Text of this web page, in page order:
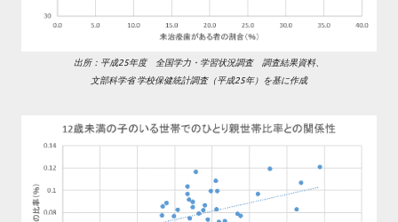
出所：平成25年度 全国学力・学習状況調査 調査結果資料、
文部科学省 学校保健統計調査（平成25年）を基に作成